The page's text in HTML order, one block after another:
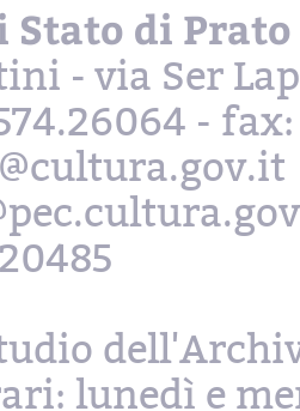
di Prato
- via Ser
- fax:
lunedì e